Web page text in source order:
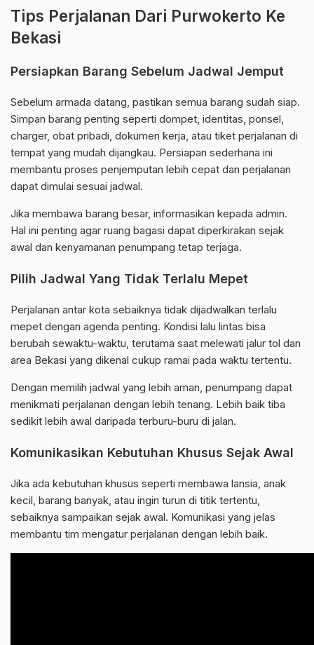
Tips Perjalanan Dari Purwokerto Ke
Bekasi
Persiapkan Barang Sebelum Jadwal Jemput
Sebelum armada datang, pastikan semua barang sudah siap.
Simpan barang penting seperti dompet, identitas, ponsel,
charger, obat pribadi, dokumen kerja, atau tiket perjalanan di
tempat yang mudah dijangkau. Persiapan sederhana ini
membantu proses penjemputan lebih cepat dan perjalanan
dapat dimulai sesuai jadwal.
Jika membawa barang besar, informasikan kepada admin.
Hal ini penting agar ruang bagasi dapat diperkirakan sejak
awal dan kenyamanan penumpang tetap terjaga.
Pilih Jadwal Yang Tidak Terlalu Mepet
Perjalanan antar kota sebaiknya tidak dijadwalkan terlalu
mepet dengan agenda penting. Kondisi lalu lintas bisa
berubah sewaktu-waktu, terutama saat melewati jalur tol dan
area Bekasi yang dikenal cukup ramai pada waktu tertentu.
Dengan memilih jadwal yang lebih aman, penumpang dapat
menikmati perjalanan dengan lebih tenang. Lebih baik tiba
sedikit lebih awal daripada terburu-buru di jalan.
Komunikasikan Kebutuhan Khusus Sejak Awal
Jika ada kebutuhan khusus seperti membawa lansia, anak
kecil, barang banyak, atau ingin turun di titik tertentu,
sebaiknya sampaikan sejak awal. Komunikasi yang jelas
membantu tim mengatur perjalanan dengan lebih baik.